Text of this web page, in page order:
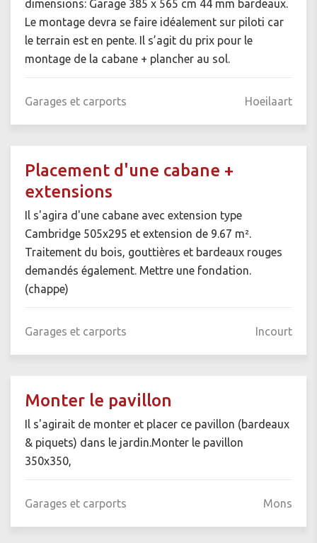
dimensions: Garage 385 x 565 cm 44 mm bardeaux.
Le montage devra se faire idéalement sur piloti car
le terrain est en pente. Il s’agit du prix pour le
montage de la cabane + plancher au sol.
Garages et carports Hoeilaart
Placement d'une cabane +
extensions
Il s'agira d'une cabane avec extension type
Cambridge 505x295 et extension de 9.67 m².
Traitement du bois, gouttières et bardeaux rouges
demandés également. Mettre une fondation.
(chappe)
Garages et carports Incourt
Monter le pavillon
Il s'agirait de monter et placer ce pavillon (bardeaux
& piquets) dans le jardin.Monter le pavillon
350x350,
Garages et carports Mons